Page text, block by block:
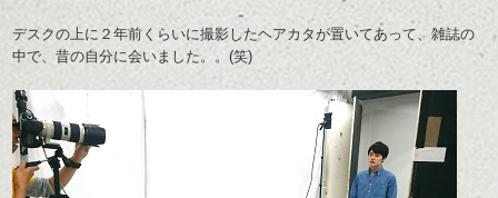
デスクの上に２年前くらいに撮影したヘアカタが置いてあって、雑誌の
中で、昔の自分に会いました。。(笑)